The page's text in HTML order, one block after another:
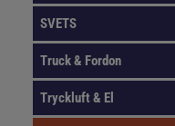
SVETS
Truck & Fordon
Tryckluft & El